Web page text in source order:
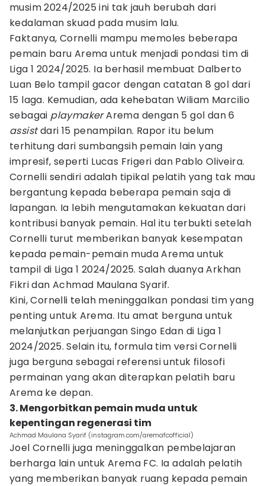
musim 2024/2025 ini tak jauh berubah dari
kedalaman skuad pada musim lalu.
Faktanya, Cornelli mampu memoles beberapa
pemain baru Arema untuk menjadi pondasi tim di
Liga 1 2024/2025. Ia berhasil membuat Dalberto
Luan Belo tampil gacor dengan catatan 8 gol dari
15 laga. Kemudian, ada kehebatan Wiliam Marcilio
sebagai playmakerArema dengan 5 gol dan 6
assistdari 15 penampilan. Rapor itu belum
terhitung dari sumbangsih pemain lain yang
impresif, seperti Lucas Frigeri dan Pablo Oliveira.
Cornelli sendiri adalah tipikal pelatih yang tak mau
bergantung kepada beberapa pemain saja di
lapangan. Ia lebih mengutamakan kekuatan dari
kontribusi banyak pemain. Hal itu terbukti setelah
Cornelli turut memberikan banyak kesempatan
kepada pemain-pemain muda Arema untuk
tampil di Liga 1 2024/2025. Salah duanya Arkhan
Fikri dan Achmad Maulana Syarif.
Kini, Cornelli telah meninggalkan pondasi tim yang
penting untuk Arema. Itu amat berguna untuk
melanjutkan perjuangan Singo Edan di Liga 1
2024/2025. Selain itu, formula tim versi Cornelli
juga berguna sebagai referensi untuk filosofi
permainan yang akan diterapkan pelatih baru
Arema ke depan.
3. Mengorbitkan pemain muda untuk
kepentingan regenerasi tim
Achmad Maulana Syarif (instagram.com/aremafcofficial)
Joel Cornelli juga meninggalkan pembelajaran
berharga lain untuk Arema FC. Ia adalah pelatih
yang memberikan banyak ruang kepada pemain